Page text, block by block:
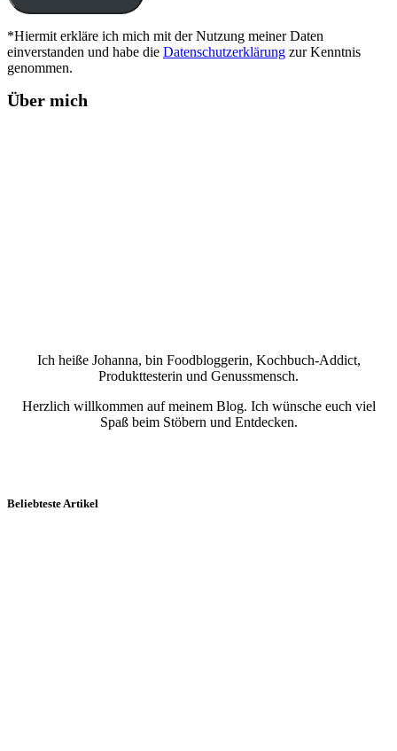
*Hiermit erkläre ich mich mit der Nutzung meiner Daten
einverstanden und habe die Datenschutzerklärung zur Kenntnis
genommen.
Über mich
Ich heiße Johanna, bin Foodbloggerin, Kochbuch-Addict,
Produkttesterin und Genussmensch.
Herzlich willkommen auf meinem Blog. Ich wünsche euch viel
Spaß beim Stöbern und Entdecken.
Beliebteste Artikel